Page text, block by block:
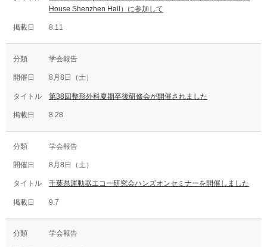
House Shenzhen Hall）に参加して
8.11
学会報告
8月8日（土）
第38回整形外科夏期卒後研修会が開催されました
8.28
学会報告
8月8日（土）
千葉県運動器エコー研究会ハンズオンセミナーを開催しました
9.7
学会報告